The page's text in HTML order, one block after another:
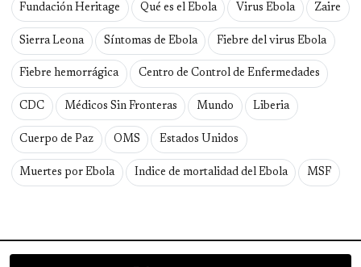
Fundación Heritage Qué es el Ebola Virus Ebola Zaire
Sierra Leona Síntomas de Ebola Fiebre del virus Ebola
Fiebre hemorrágica Centro de Control de Enfermedades
CDC Médicos Sin Fronteras Mundo Liberia
Cuerpo de Paz OMS Estados Unidos
Muertes por Ebola Indice de mortalidad del Ebola MSF